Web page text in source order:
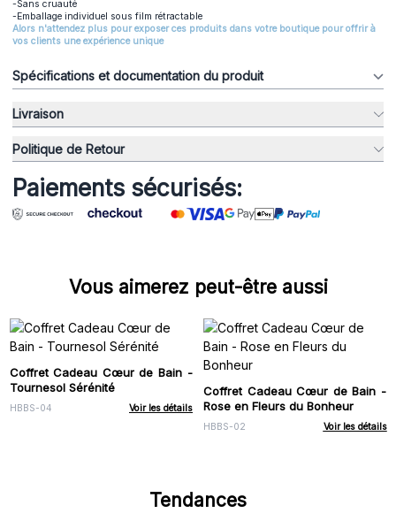
-Sans cruauté
-Emballage individuel sous film rétractable
Alors n'attendez plus pour exposer ces produits dans votre boutique pour offrir à
vos clients une expérience unique
Spécifications et documentation du produit
Livraison
Politique de Retour
Paiements sécurisés:
Vous aimerez peut-être aussi
Coffret Cadeau Cœur de Bain -
Tournesol Sérénité
HBBS-04 Voir les détails
Coffret Cadeau Cœur de Bain -
Rose en Fleurs du Bonheur
HBBS-02 Voir les détails
Tendances